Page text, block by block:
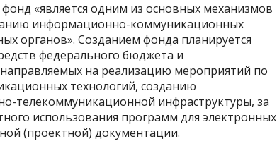
«является одним из основных механизмов
информационно-коммуникационных
органов». Созданием фонда планируется
федерального бюджета и
на реализацию мероприятий по
технологий, созданию
телекоммуникационной инфраструктуры, за
использования программ для электронных
(проектной) документации.